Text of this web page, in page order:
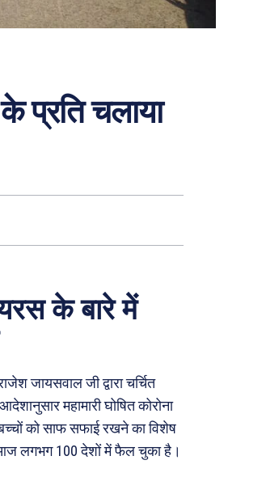
के प्रति चलाया
के बारे में
जायसवाल जी द्वारा चर्चित
महामारी घोषित कोरोना
को साफ सफाई रखने का विशेष
आज लगभग 100 देशों में फैल चुका है।